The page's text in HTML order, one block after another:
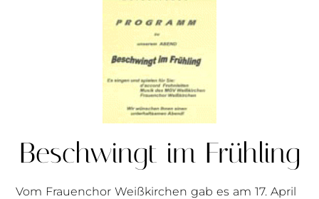
Beschwingt im Frühling
Vom Frauenchor Weißkirchen gab es am 17. April